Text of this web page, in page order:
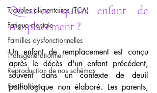
Troubles alimentaires (TCA)
Fatigue mentale
Familles dysfonctionnelles
Transgénérationnel
Reproduction de nos schémas
Respiration
Qu'est-ce qu'un enfant de
remplacement ?
Un enfant de remplacement est conçu
après le décès d'un enfant précédent,
souvent dans un contexte de deuil
pathologique non élaboré. Les parents,